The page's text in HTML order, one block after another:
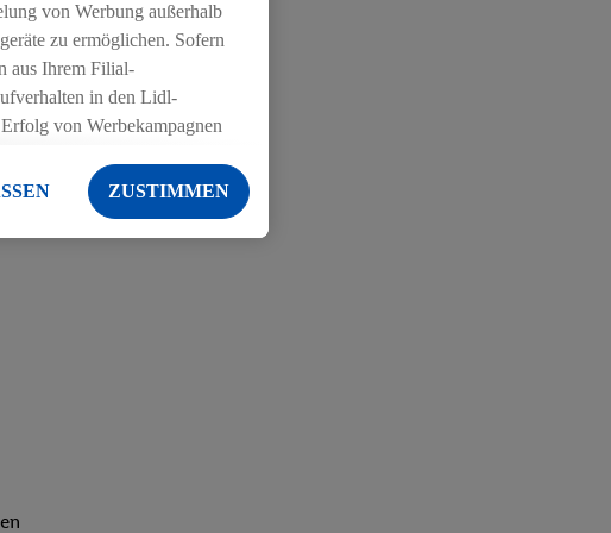
von Werbung außerhalb
zu ermöglichen. Sofern
aus Ihrem Filial-
in den Lidl-
von Werbekampagnen
von anderen Diensten
Nutzung der Lidl-Dienste,
Alter oder Geschlecht -
hinweg einschließlich dem
E-Mail-Adresse von uns
um daraus eine
zu erkennen und
ZUSTIMMEN